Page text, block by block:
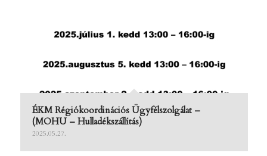
ÉKM Régiókoordinációs Ügyfélszolgálat –
(MOHU – Hulladékszállítás)
2025.05.27.